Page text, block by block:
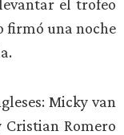
el trofeo
firmó una noche
Micky van
Cristian Romero